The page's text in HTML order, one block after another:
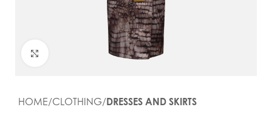
Click to enlarge
HOME CLOTHING DRESSES AND SKIRTS